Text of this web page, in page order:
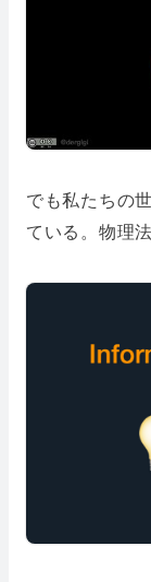
でも私たちの
ている。物理